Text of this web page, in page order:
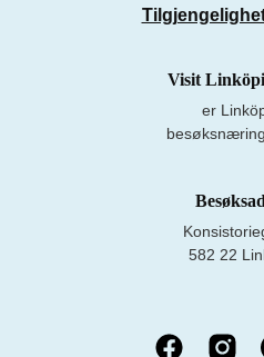
Visit
er
582 22